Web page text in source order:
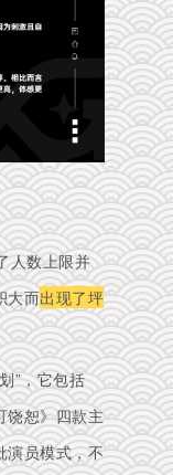
人数上限并
大而出现了坪
”，它包括
饶恕》四款主
演员模式，不